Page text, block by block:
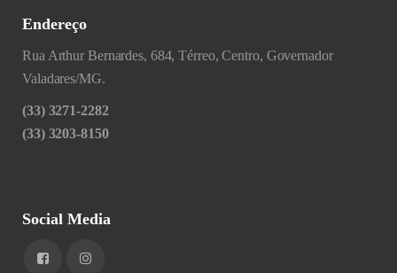
Endereço
Rua Arthur Bernardes, 684, Térreo, Centro, Governador
Valadares/MG.
(33) 3271-2282
(33) 3203-8150
Social Media